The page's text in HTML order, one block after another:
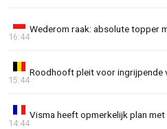
Wederom raak: absolute topper
16:44
Roodhooft pleit voor ingrijpende
15:44
Visma heeft opmerkelijk plan
14:44